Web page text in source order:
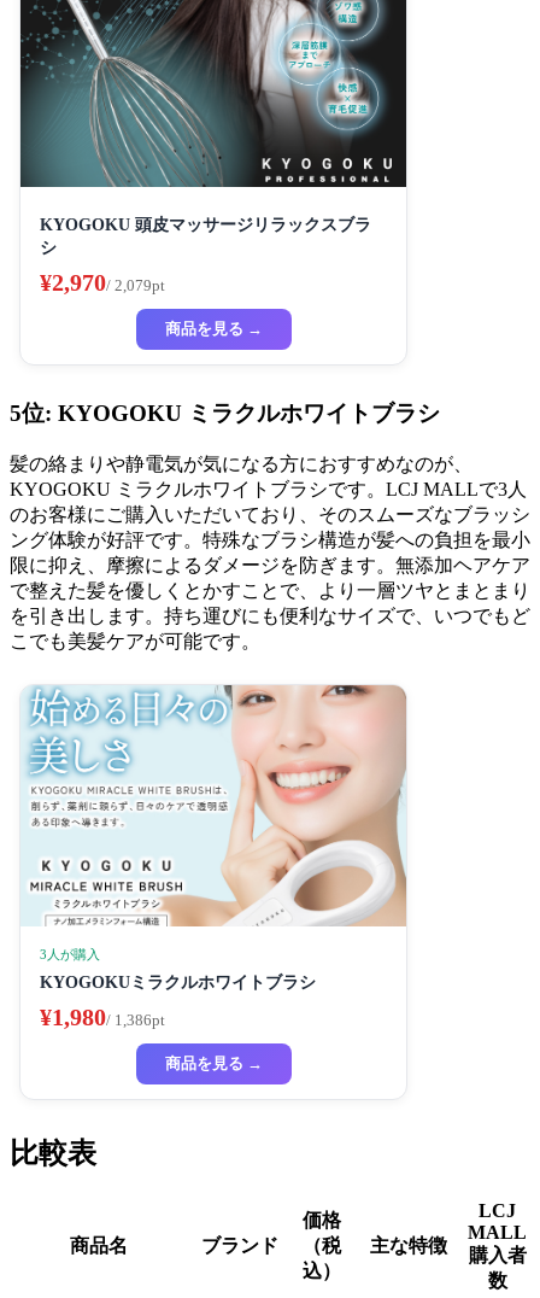
KYOGOKU 頭皮マッサージリラックスブラ
シ
¥2,970/ 2,079pt
商品を見る →
5位: KYOGOKU ミラクルホワイトブラシ
髪の絡まりや静電気が気になる方におすすめなのが、
KYOGOKU ミラクルホワイトブラシです。LCJ MALLで3人
のお客様にご購入いただいており、そのスムーズなブラッシ
ング体験が好評です。特殊なブラシ構造が髪への負担を最小
限に抑え、摩擦によるダメージを防ぎます。無添加ヘアケア
で整えた髪を優しくとかすことで、より一層ツヤとまとまり
を引き出します。持ち運びにも便利なサイズで、いつでもど
こでも美髪ケアが可能です。
3人が購入
KYOGOKUミラクルホワイトブラシ
¥1,980/ 1,386pt
商品を見る →
比較表
商品名 ブランド
価格
（税
込）
主な特徴
LCJ
MALL
購入者
数